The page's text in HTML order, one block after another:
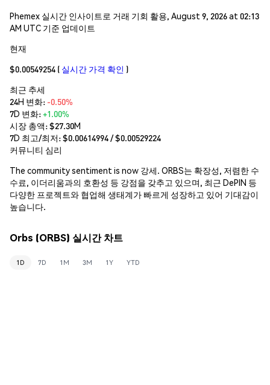
Phemex 실시간 인사이트로 거래 기회 활용, August 9, 2026 at 02:13
AM UTC 기준 업데이트
현재
$0.00549254 ( 실시간 가격 확인 )
최근 추세
24H 변화: -0.50%
7D 변화:+1.00%
시장 총액:$27.30M
7D 최고/최저: $0.00614994/ $0.00529224
커뮤니티 심리
The community sentiment is now 강세. ORBS는 확장성, 저렴한 수
수료, 이더리움과의 호환성 등 강점을 갖추고 있으며, 최근 DePIN 등
다양한 프로젝트와 협업해 생태계가 빠르게 성장하고 있어 기대감이
높습니다.
Orbs (ORBS) 실시간 차트
1D 7D 1M 3M 1Y YTD